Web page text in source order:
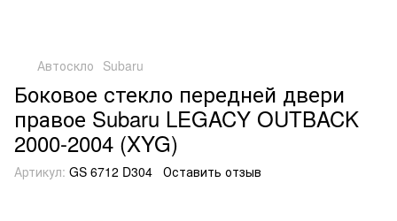
Автоскло Subaru
Боковое стекло передней двери
правое Subaru LEGACY OUTBACK
2000-2004 (XYG)
Артикул: GS 6712 D304 Оставить отзыв